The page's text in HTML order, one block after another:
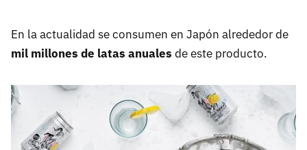
En la actualidad se consumen en Japón alrededor de
mil millones de latas anuales de este producto.